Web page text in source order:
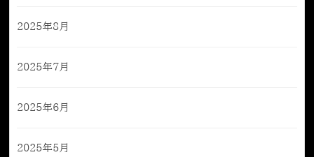
2025年8月
2025年7月
2025年6月
2025年5月